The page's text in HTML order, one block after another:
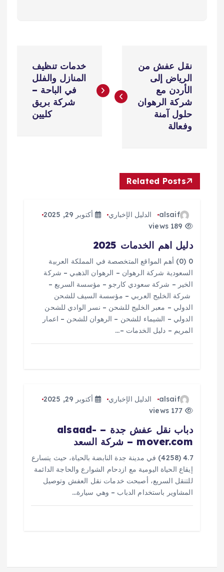
ص
ت
نقل عفش من
الرياض إلى
الأردن مع
شركة الرهوان
حلول آمنة
وفعالة
خدمات تنظيف
المنازل والفلل
في الباحة –
شركة بريق
كليين
Related Posts
alsaif الدليل الإخباري
أكتوبر 29, 2025
دليل اهم الخدمات 2025
0 (0) أهم المواقع المتخصصة في المملكة العربية
السعودية شركة الرهوان – الرهوان الذهبي – شركة
الخير – شركة سعودي كارجو – مؤسسة السريع –
شركة الخليج العربي – مؤسسة السيف للشحن
الدولي – معبر الخليج للشحن – نسر الوادي للشحن
الدولي – الشيماء للشحن – الرهوان للشحن – اعمار
المريم – دليل الخدمات –…
alsaif الدليل الإخباري
أكتوبر 29, 2025
دباب نقل عفش جدة – alsaad-
mover.com – شركة السعد
4.7 (4258) في مدينة جدة النابضة بالحياة، حيث يتسارع
إيقاع الحياة اليومية مع ازدحام الشوارع والحاجة الدائمة
للتنقل السريع، أصبحت خدمات نقل العفش وتوصيل
المشاوير باستخدام الدباب – وهي سيارة…